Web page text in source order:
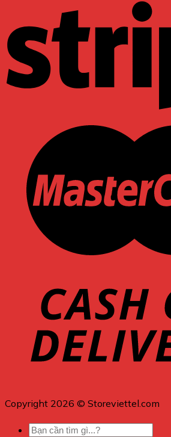
Copyright 2026 © Storeviettel.com
Tìm